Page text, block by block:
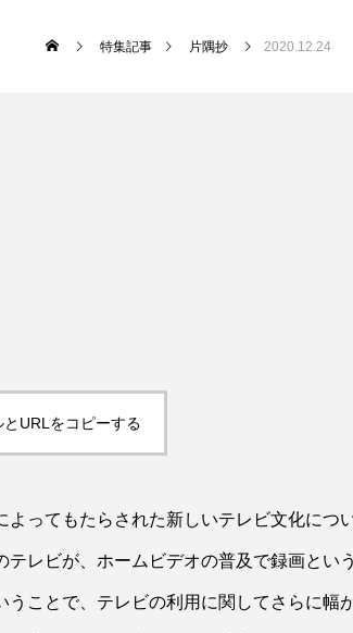
特集記事 片隅抄 2020.12.24
URLをコピーする
ってもたらされた新しいテレビ文化につ
レビが、ホームビデオの普及で録画とい
ことで、テレビの利用に関してさらに幅